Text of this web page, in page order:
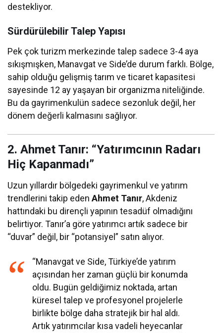
destekliyor.
Sürdürülebilir Talep Yapısı
Pek çok turizm merkezinde talep sadece 3-4 aya
sıkışmışken, Manavgat ve Side’de durum farklı. Bölge,
sahip olduğu gelişmiş tarım ve ticaret kapasitesi
sayesinde 12 ay yaşayan bir organizma niteliğinde.
Bu da gayrimenkulün sadece sezonluk değil, her
dönem değerli kalmasını sağlıyor.
2. Ahmet Tanır: “Yatırımcının Radarı
Hiç Kapanmadı”
Uzun yıllardır bölgedeki gayrimenkul ve yatırım
trendlerini takip edenAhmet Tanır, Akdeniz
hattındaki bu dirençli yapının tesadüf olmadığını
belirtiyor. Tanır’a göre yatırımcı artık sadece bir
“duvar” değil, bir “potansiyel” satın alıyor.
“Manavgat ve Side, Türkiye’de yatırım
açısından her zaman güçlü bir konumda
oldu. Bugün geldiğimiz noktada, artan
küresel talep ve profesyonel projelerle
birlikte bölge daha stratejik bir hal aldı.
Artık yatırımcılar kısa vadeli heyecanlar